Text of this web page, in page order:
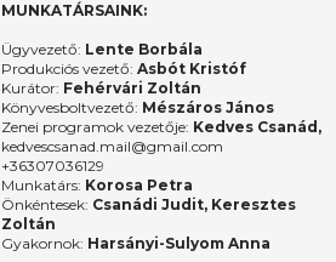
MUNKATÁRSAINK:
Ügyvezető: Lente Borbála
Produkciós vezető: Asbót Kristóf
Kurátor: Fehérvári Zoltán
Könyvesboltvezető: Mészáros János
Zenei programok vezetője: Kedves Csanád,
kedvescsanad.mail@gmail.com
+36307036129
Munkatárs: Korosa Petra
Önkéntesek: Csanádi Judit, Keresztes
Zoltán
Gyakornok: Harsányi-Sulyom Anna